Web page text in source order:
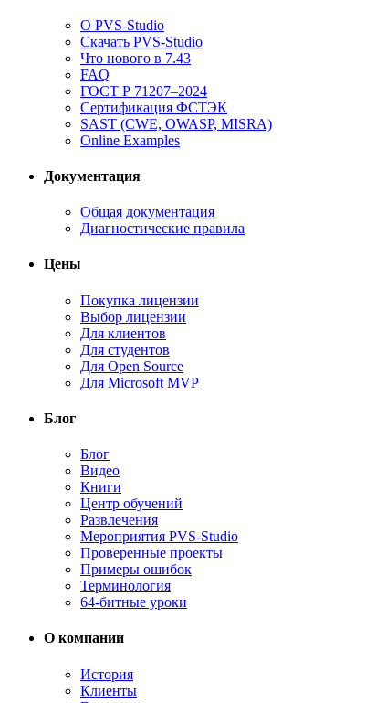
О PVS-Studio
Скачать PVS-Studio
Что нового в 7.43
FAQ
ГОСТ Р 71207–2024
Сертификация ФСТЭК
SAST (CWE, OWASP, MISRA)
Online Examples
Документация
Общая документация
Диагностические правила
Цены
Покупка лицензии
Выбор лицензии
Для клиентов
Для студентов
Для Open Source
Для Microsoft MVP
Блог
Блог
Видео
Книги
Центр обучений
Развлечения
Мероприятия PVS-Studio
Проверенные проекты
Примеры ошибок
Терминология
64-битные уроки
О компании
История
Клиенты